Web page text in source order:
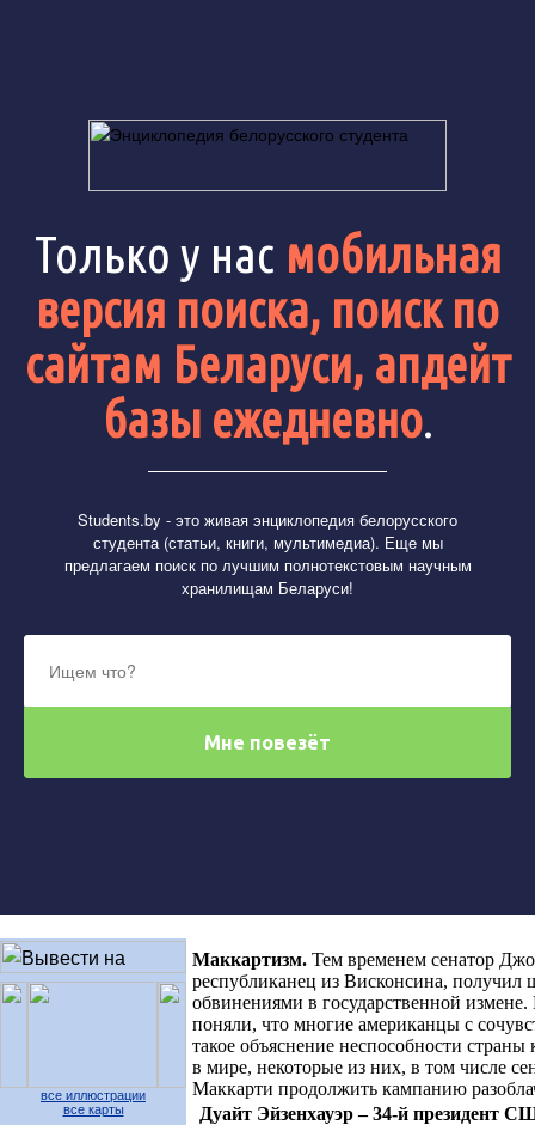
Только у нас мобильная
версия поиска, поиск по
сайтам Беларуси, апдейт
базы ежедневно.
Students.by - это живая энциклопедия белорусского
студента (статьи, книги, мультимедиа). Еще мы
предлагаем поиск по лучшим полнотекстовым научным
хранилищам Беларуси!
все иллюстрации
все карты
Маккартизм. Тем временем сенатор
республиканец из Висконсина, получил
обвинениями в государственной
поняли, что многие американцы с
такое объяснение неспособности страны
в мире, некоторые из них, в том числе
Маккарти продолжить кампанию
Дуайт Эйзенхауэр – 34-й президент